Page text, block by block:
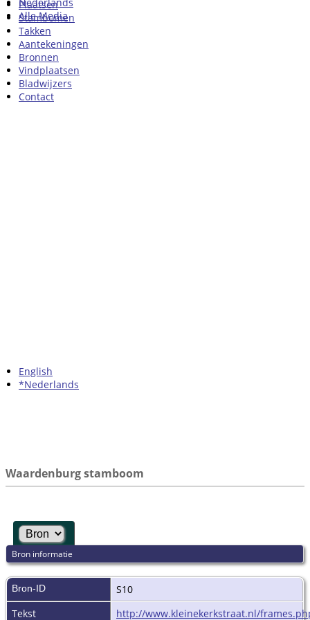
Alle Media
Plaatsen
Stambomen
Takken
Aantekeningen
Bronnen
Vindplaatsen
Bladwijzers
Contact
English
*Nederlands
Waardenburg stamboom
Bron informatie
Bron-ID
S10
Tekst
http://www.kleinekerkstraat.nl/